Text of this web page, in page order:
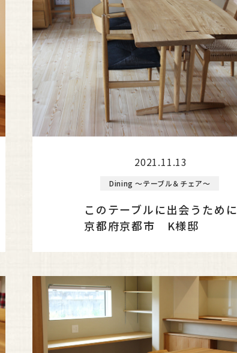
2021.11.13
Dining ～テーブル＆チェア～
このテーブルに出会うために
京都府京都市 K様邸